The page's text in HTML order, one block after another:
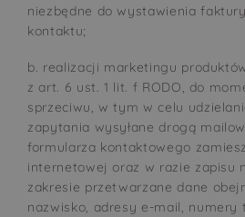
niezbędne do wystawienia
kontaktu;
b. realizacji marketingu
z art. 6 ust. 1 lit. f RODO, do
sprzeciwu, w tym w celu
zapytania wysyłane drogą
formularza kontaktowego
internetowej oraz w razie zapisu
zakresie przetwarzane dane
nazwisko, adresy e-mail, numery